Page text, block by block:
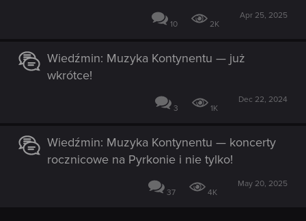
10 2K
Apr 25, 2025
Wiedźmin: Muzyka Kontynentu — już
wkrótce!
3 1K
Dec 22, 2024
Wiedźmin: Muzyka Kontynentu — koncerty
rocznicowe na Pyrkonie i nie tylko!
37 4K
May 20, 2025